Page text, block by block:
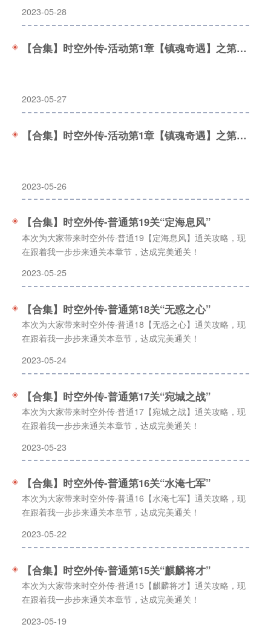
2023-05-28
【合集】时空外传-活动第1章【镇魂奇遇】之第2关「三国乱变」
2023-05-27
【合集】时空外传-活动第1章【镇魂奇遇】之第1关「灵槐异动」
2023-05-26
【合集】时空外传-普通第19关“定海息风”
本次为大家带来时空外传·普通19【定海息风】通关攻略，现
在跟着我一步步来通关本章节，达成完美通关！
2023-05-25
【合集】时空外传-普通第18关“无惑之心”
本次为大家带来时空外传·普通18【无惑之心】通关攻略，现
在跟着我一步步来通关本章节，达成完美通关！
2023-05-24
【合集】时空外传-普通第17关“宛城之战”
本次为大家带来时空外传·普通17【宛城之战】通关攻略，现
在跟着我一步步来通关本章节，达成完美通关！
2023-05-23
【合集】时空外传-普通第16关“水淹七军”
本次为大家带来时空外传·普通16【水淹七军】通关攻略，现
在跟着我一步步来通关本章节，达成完美通关！
2023-05-22
【合集】时空外传-普通第15关“麒麟将才”
本次为大家带来时空外传·普通15【麒麟将才】通关攻略，现
在跟着我一步步来通关本章节，达成完美通关！
2023-05-19